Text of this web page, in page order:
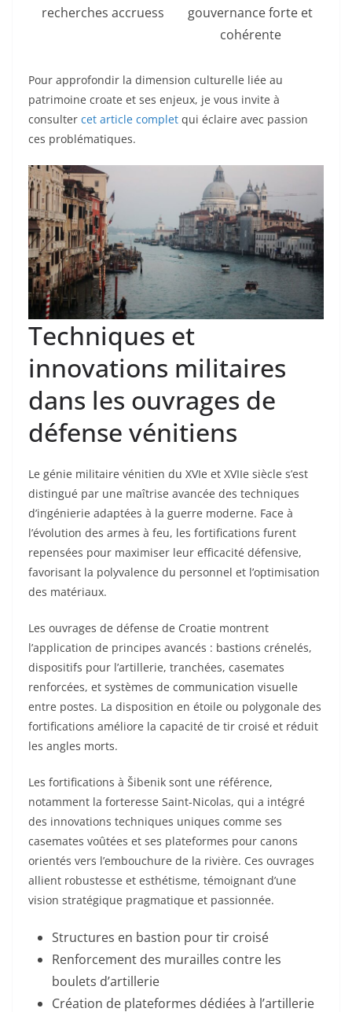
recherches accruess
gouvernance forte et
cohérente
Pour approfondir la dimension culturelle liée au
patrimoine croate et ses enjeux, je vous invite à
consulter cet article complet qui éclaire avec passion
ces problématiques.
Techniques et
innovations militaires
dans les ouvrages de
défense vénitiens
Le génie militaire vénitien du XVIe et XVIIe siècle s’est
distingué par une maîtrise avancée des techniques
d’ingénierie adaptées à la guerre moderne. Face à
l’évolution des armes à feu, les fortifications furent
repensées pour maximiser leur efficacité défensive,
favorisant la polyvalence du personnel et l’optimisation
des matériaux.
Les ouvrages de défense de Croatie montrent
l’application de principes avancés : bastions crénelés,
dispositifs pour l’artillerie, tranchées, casemates
renforcées, et systèmes de communication visuelle
entre postes. La disposition en étoile ou polygonale des
fortifications améliore la capacité de tir croisé et réduit
les angles morts.
Les fortifications à Šibenik sont une référence,
notamment la forteresse Saint-Nicolas, qui a intégré
des innovations techniques uniques comme ses
casemates voûtées et ses plateformes pour canons
orientés vers l’embouchure de la rivière. Ces ouvrages
allient robustesse et esthétisme, témoignant d’une
vision stratégique pragmatique et passionnée.
Structures en bastion pour tir croisé
Renforcement des murailles contre les
boulets d’artillerie
Création de plateformes dédiées à l’artillerie